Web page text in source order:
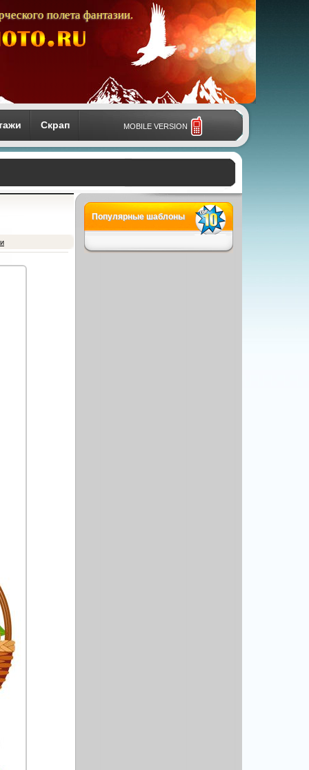
полета фантазии.
Скрап MOBILE VERSION
Популярные шаблоны